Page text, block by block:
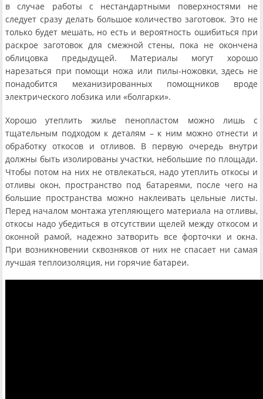
в случае работы с нестандартными поверхностями не
следует сразу делать большое количество заготовок. Это не
только будет мешать, но есть и вероятность ошибиться при
раскрое заготовок для смежной стены, пока не окончена
облицовка предыдущей. Материалы могут хорошо
нарезаться при помощи ножа или пилы-ножовки, здесь не
понадобится механизированных помощников вроде
электрического лобзика или «болгарки».
Хорошо утеплить жилье пенопластом можно лишь с
тщательным подходом к деталям – к ним можно отнести и
обработку откосов и отливов. В первую очередь внутри
должны быть изолированы участки, небольшие по площади.
Чтобы потом на них не отвлекаться, надо утеплить откосы и
отливы окон, пространство под батареями, после чего на
большие пространства можно наклеивать цельные листы.
Перед началом монтажа утепляющего материала на отливы,
откосы надо убедиться в отсутствии щелей между откосом и
оконной рамой, надежно затворить все форточки и окна.
При возникновении сквозняков от них не спасает ни самая
лучшая теплоизоляция, ни горячие батареи.